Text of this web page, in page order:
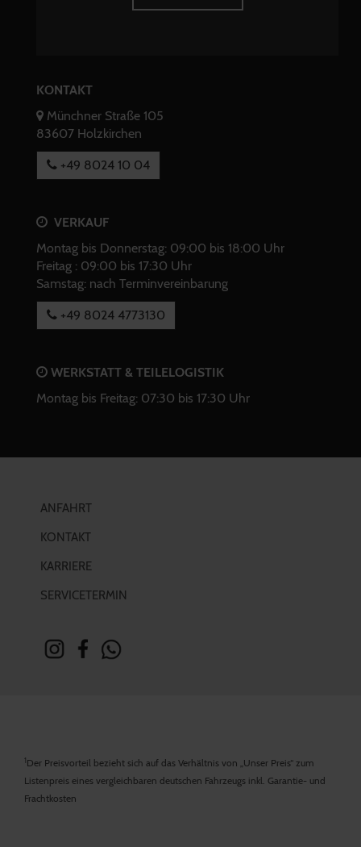
KONTAKT
Münchner Straße 105
83607 Holzkirchen
+49 8024 10 04
VERKAUF
Montag bis Donnerstag: 09:00 bis 18:00 Uhr
Freitag : 09:00 bis 17:30 Uhr
Samstag: nach Terminvereinbarung
+49 8024 4773130
WERKSTATT & TEILELOGISTIK
Montag bis Freitag: 07:30 bis 17:30 Uhr
ANFAHRT
KONTAKT
KARRIERE
SERVICETERMIN
1Der Preisvorteil bezieht sich auf das Verhältnis von „Unser Preis“ zum
Listenpreis eines vergleichbaren deutschen Fahrzeugs inkl. Garantie- und
Frachtkosten